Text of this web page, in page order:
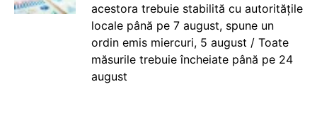
acestora trebuie stabilită cu autoritățile
locale până pe 7 august, spune un
ordin emis miercuri, 5 august / Toate
măsurile trebuie încheiate până pe 24
august